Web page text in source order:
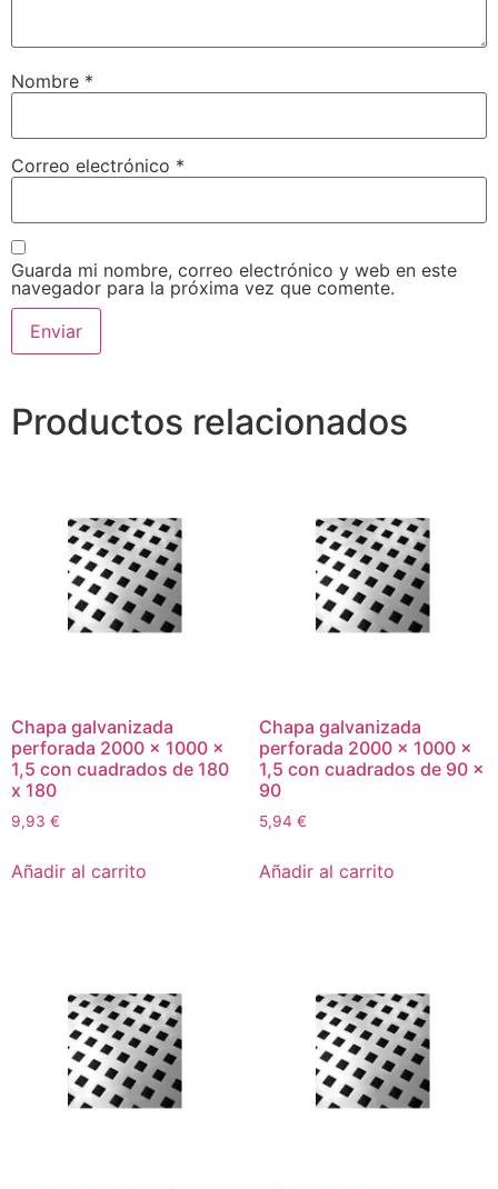
Nombre *
Correo electrónico *
Guarda mi nombre, correo electrónico y web en este
navegador para la próxima vez que comente.
Productos relacionados
Chapa galvanizada
perforada 2000 x 1000 x
1,5 con cuadrados de 180
x 180
9,93 €
Añadir al carrito
Chapa galvanizada
perforada 2000 x 1000 x
1,5 con cuadrados de 90 x
90
5,94 €
Añadir al carrito